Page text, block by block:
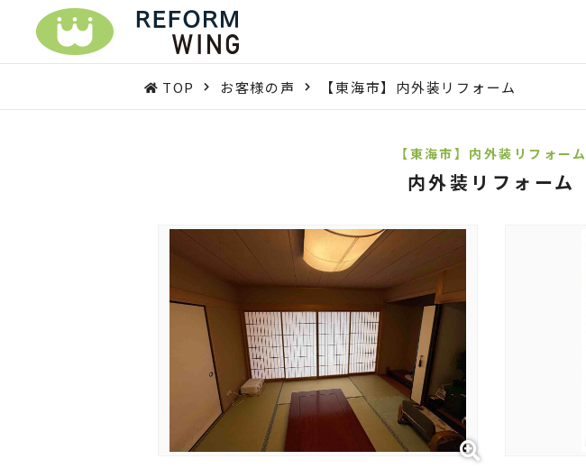
TOP お客様の声 【東海市】内外装リフォーム
【東海市】内外装リフォーム
内外装リフォーム